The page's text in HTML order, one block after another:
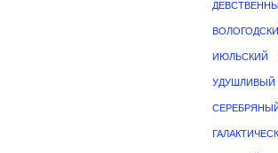
ИЮЛЬСКИЙ
УДУШЛИВЫЙ